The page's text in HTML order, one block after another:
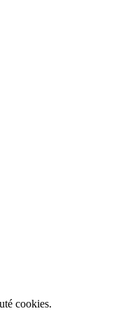
cookies.